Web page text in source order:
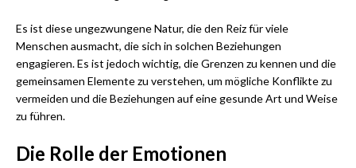
Es ist diese ungezwungene Natur, die den Reiz für viele
Menschen ausmacht, die sich in solchen Beziehungen
engagieren. Es ist jedoch wichtig, die Grenzen zu kennen und die
gemeinsamen Elemente zu verstehen, um mögliche Konflikte zu
vermeiden und die Beziehungen auf eine gesunde Art und Weise
zu führen.
Die Rolle der Emotionen